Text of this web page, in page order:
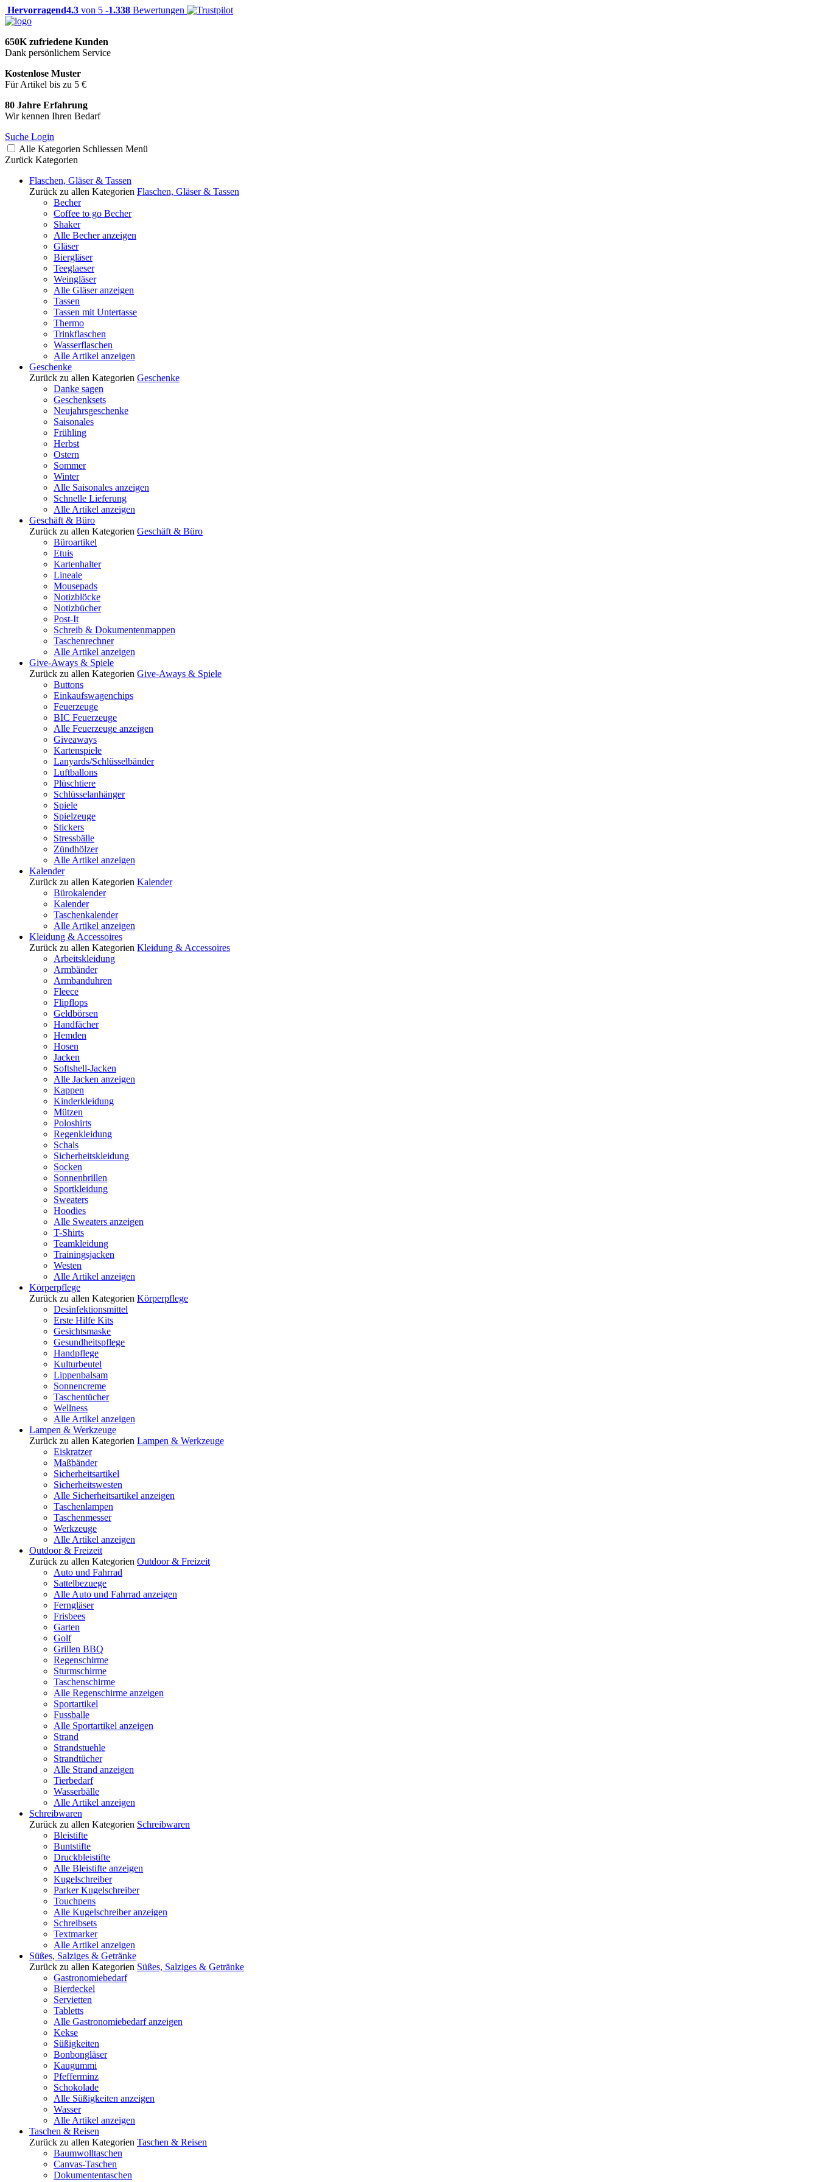
Hervorragend4.3 von 5 -1.338 Bewertungen
650K zufriedene Kunden
Dank persönlichem Service
Kostenlose Muster
Für Artikel bis zu 5 €
80 Jahre Erfahrung
Wir kennen Ihren Bedarf
Suche Login
Alle Kategorien Schliessen Menü
Zurück Kategorien
Flaschen, Gläser & Tassen
Zurück zu allen Kategorien Flaschen, Gläser & Tassen
Becher
Coffee to go Becher
Shaker
Alle Becher anzeigen
Gläser
Biergläser
Teeglaeser
Weingläser
Alle Gläser anzeigen
Tassen
Tassen mit Untertasse
Thermo
Trinkflaschen
Wasserflaschen
Alle Artikel anzeigen
Geschenke
Zurück zu allen Kategorien Geschenke
Danke sagen
Geschenksets
Neujahrsgeschenke
Saisonales
Frühling
Herbst
Ostern
Sommer
Winter
Alle Saisonales anzeigen
Schnelle Lieferung
Alle Artikel anzeigen
Geschäft & Büro
Zurück zu allen Kategorien Geschäft & Büro
Büroartikel
Etuis
Kartenhalter
Lineale
Mousepads
Notizblöcke
Notizbücher
Post-It
Schreib & Dokumentenmappen
Taschenrechner
Alle Artikel anzeigen
Give-Aways & Spiele
Zurück zu allen Kategorien Give-Aways & Spiele
Buttons
Einkaufswagenchips
Feuerzeuge
BIC Feuerzeuge
Alle Feuerzeuge anzeigen
Giveaways
Kartenspiele
Lanyards/Schlüsselbänder
Luftballons
Plüschtiere
Schlüsselanhänger
Spiele
Spielzeuge
Stickers
Stressbälle
Zündhölzer
Alle Artikel anzeigen
Kalender
Zurück zu allen Kategorien Kalender
Bürokalender
Kalender
Taschenkalender
Alle Artikel anzeigen
Kleidung & Accessoires
Zurück zu allen Kategorien Kleidung & Accessoires
Arbeitskleidung
Armbänder
Armbanduhren
Fleece
Flipflops
Geldbörsen
Handfächer
Hemden
Hosen
Jacken
Softshell-Jacken
Alle Jacken anzeigen
Kappen
Kinderkleidung
Mützen
Poloshirts
Regenkleidung
Schals
Sicherheitskleidung
Socken
Sonnenbrillen
Sportkleidung
Sweaters
Hoodies
Alle Sweaters anzeigen
T-Shirts
Teamkleidung
Trainingsjacken
Westen
Alle Artikel anzeigen
Körperpflege
Zurück zu allen Kategorien Körperpflege
Desinfektionsmittel
Erste Hilfe Kits
Gesichtsmaske
Gesundheitspflege
Handpflege
Kulturbeutel
Lippenbalsam
Sonnencreme
Taschentücher
Wellness
Alle Artikel anzeigen
Lampen & Werkzeuge
Zurück zu allen Kategorien Lampen & Werkzeuge
Eiskratzer
Maßbänder
Sicherheitsartikel
Sicherheitswesten
Alle Sicherheitsartikel anzeigen
Taschenlampen
Taschenmesser
Werkzeuge
Alle Artikel anzeigen
Outdoor & Freizeit
Zurück zu allen Kategorien Outdoor & Freizeit
Auto und Fahrrad
Sattelbezuege
Alle Auto und Fahrrad anzeigen
Ferngläser
Frisbees
Garten
Golf
Grillen BBQ
Regenschirme
Sturmschirme
Taschenschirme
Alle Regenschirme anzeigen
Sportartikel
Fussballe
Alle Sportartikel anzeigen
Strand
Strandstuehle
Strandtücher
Alle Strand anzeigen
Tierbedarf
Wasserbälle
Alle Artikel anzeigen
Schreibwaren
Zurück zu allen Kategorien Schreibwaren
Bleistifte
Buntstifte
Druckbleistifte
Alle Bleistifte anzeigen
Kugelschreiber
Parker Kugelschreiber
Touchpens
Alle Kugelschreiber anzeigen
Schreibsets
Textmarker
Alle Artikel anzeigen
Süßes, Salziges & Getränke
Zurück zu allen Kategorien Süßes, Salziges & Getränke
Gastronomiebedarf
Bierdeckel
Servietten
Tabletts
Alle Gastronomiebedarf anzeigen
Kekse
Süßigkeiten
Bonbongläser
Kaugummi
Pfefferminz
Schokolade
Alle Süßigkeiten anzeigen
Wasser
Alle Artikel anzeigen
Taschen & Reisen
Zurück zu allen Kategorien Taschen & Reisen
Baumwolltaschen
Canvas-Taschen
Dokumententaschen